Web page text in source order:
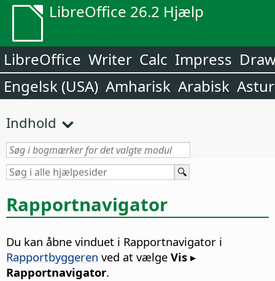
LibreOffice 26.2 Hjælp
LibreOffice Writer Calc Impress
Engelsk (USA) Amharisk Arabisk
Indhold
Rapportnavigator
Du kan åbne vinduet i Rapportnavigator i
Rapportbyggeren ved at vælge Vis ▸
Rapportnavigator.